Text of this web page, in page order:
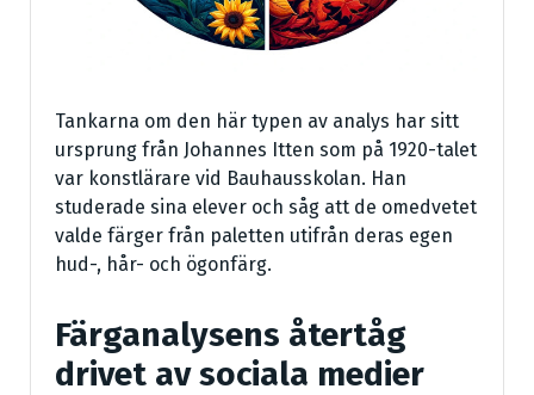
Tankarna om den här typen av analys har sitt
ursprung från Johannes Itten som på 1920-talet
var konstlärare vid Bauhausskolan. Han
studerade sina elever och såg att de omedvetet
valde färger från paletten utifrån deras egen
hud-, hår- och ögonfärg.
Färganalysens återtåg
drivet av sociala medier